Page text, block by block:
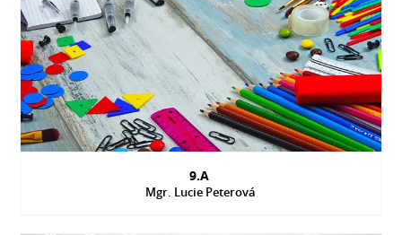
9.A
Mgr. Lucie Peterová